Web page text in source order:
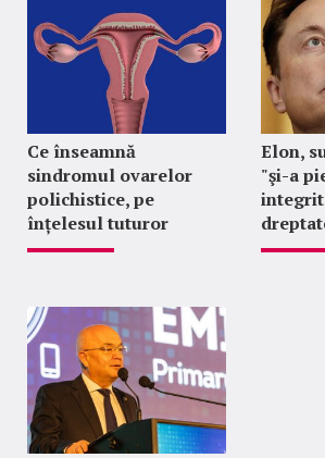
Ce înseamnă
sindromul ovarelor
polichistice, pe
înțelesul tuturor
Elon,
"şi-a